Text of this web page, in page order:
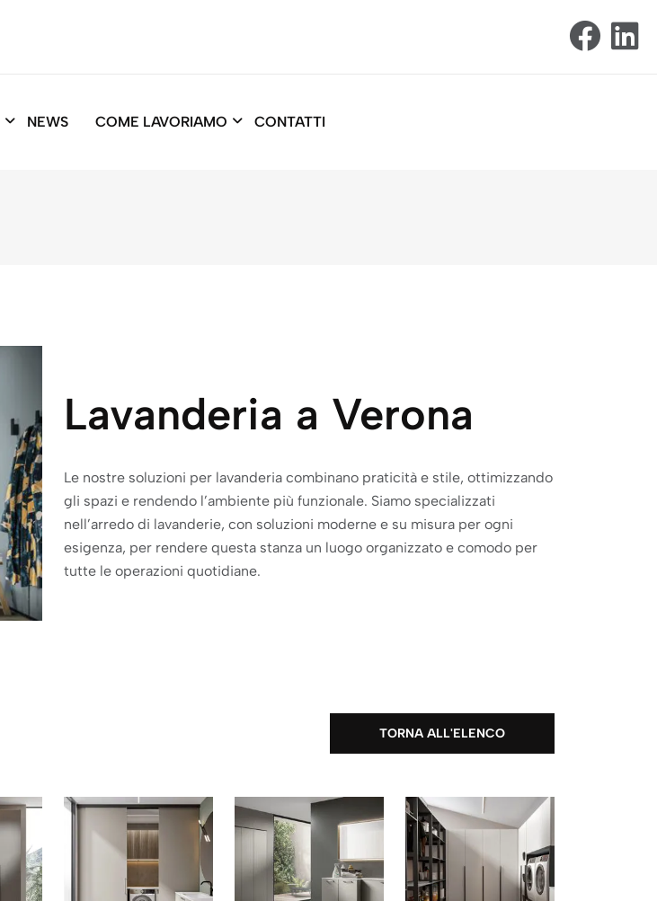
NEWS COME LAVORIAMO CONTATTI
Lavanderia a Verona
Le nostre soluzioni per lavanderia combinano praticità e stile, ottimizzando
gli spazi e rendendo l’ambiente più funzionale. Siamo specializzati
nell’arredo di lavanderie, con soluzioni moderne e su misura per ogni
esigenza, per rendere questa stanza un luogo organizzato e comodo per
tutte le operazioni quotidiane.
TORNA ALL'ELENCO